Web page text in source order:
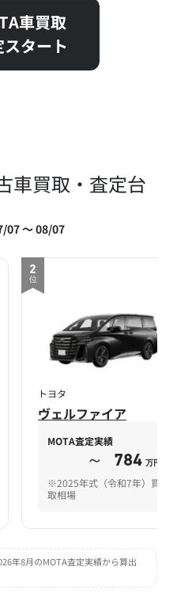
車買取
タート
車買取・査定台
07 ～ 08/07
2
位
トヨタ
ヴェルファイア
MOTA査定実績
～ 784 万円
※2025年式（令和7年）買
取相場
年8月のMOTA査定実績から算出